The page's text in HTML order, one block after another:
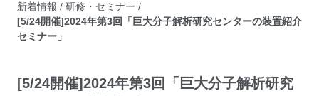
新着情報 / 研修・セミナー /
[5/24開催]2024年第3回「巨大分子解析研究センターの装置紹介
セミナー」
[5/24開催]2024年第3回「巨大分子解析研究